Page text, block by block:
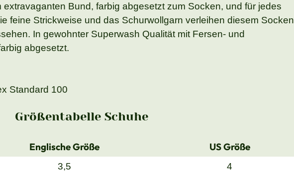
Bund, farbig abgesetzt zum Socken, und für jedes
feine Strickweise und das Schurwollgarn verleihen diesem Socken
In gewohnter Superwash Qualität mit Fersen- und
abgesetzt.
Standard 100
Größentabelle Schuhe
Englische Größe
US Größe
3,5 4